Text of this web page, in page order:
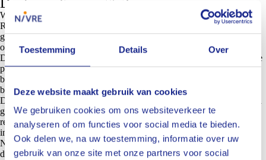
Toestemming Details Over
Deze website maakt gebruik van cookies
We gebruiken cookies om ons websiteverkeer te
analyseren of om functies voor social media te bieden.
Ook delen we, na uw toestemming, informatie over uw
gebruik van onze site met onze partners voor social
Doel van die enquête?
Wat het doel is van die enquête? Om de kwaliteit van de NIVRE
Register-Expert hoog te houden streven wij naar een helder en breed
gedragen beroepsprofiel dat aansluit op de praktijk én op toekomstige
ontwikkelingen.
Daarnaast is de enquête óók bedoeld om de professionele meningen te
peilen over een mogelijke expliciete toevoeging van een
buitendiensteis. Blijft fysieke praktijkervaring, óók op locatie aan de
bekende keukentafel, essentieel?
De enquête bestaat uit een paar vragen (open en multiple-choice). Een
groot aantal partijen heeft al gereageerd en er druppelen nog dagelijks
reacties binnen, waar wij heel blij mee zijn. Want alleen met ieders
inzet kunnen wij samen bouwen aan een stevig fundament voor de
NIVRE Register-Expert van morgen. Wij danken dan ook alle
deelnemers voor hun waardevolle input.